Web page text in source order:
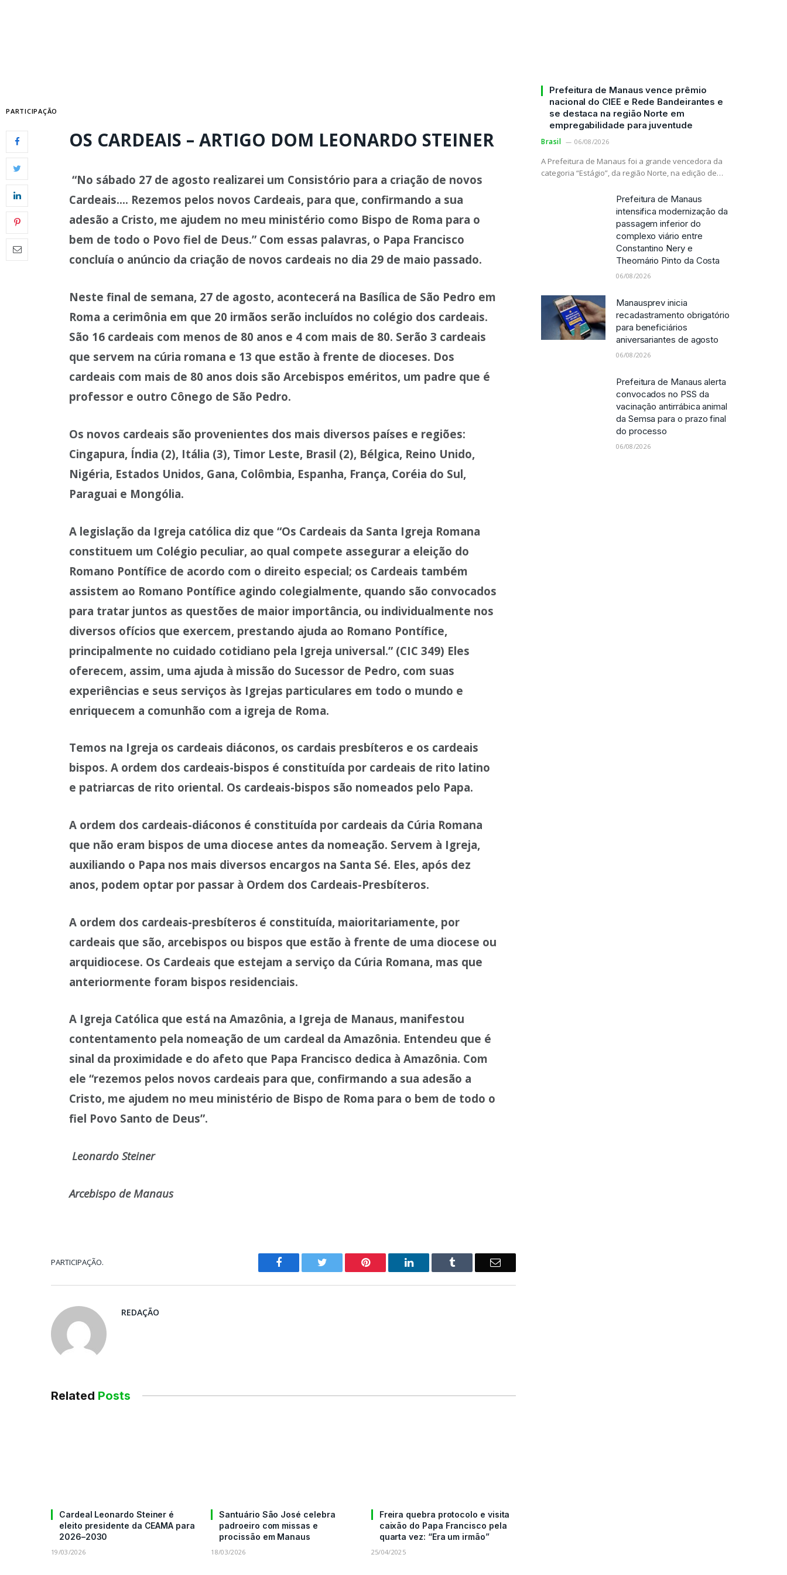
PARTICIPAÇÃO
OS CARDEAIS – ARTIGO DOM LEONARDO STEINER
“No sábado 27 de agosto realizarei um Consistório para a criação de novos
Cardeais…. Rezemos pelos novos Cardeais, para que, confirmando a sua
adesão a Cristo, me ajudem no meu ministério como Bispo de Roma para o
bem de todo o Povo fiel de Deus.” Com essas palavras, o Papa Francisco
concluía o anúncio da criação de novos cardeais no dia 29 de maio passado.
Neste final de semana, 27 de agosto, acontecerá na Basílica de São Pedro em
Roma a cerimônia em que 20 irmãos serão incluídos no colégio dos cardeais.
São 16 cardeais com menos de 80 anos e 4 com mais de 80. Serão 3 cardeais
que servem na cúria romana e 13 que estão à frente de dioceses. Dos
cardeais com mais de 80 anos dois são Arcebispos eméritos, um padre que é
professor e outro Cônego de São Pedro.
Os novos cardeais são provenientes dos mais diversos países e regiões:
Cingapura, Índia (2), Itália (3), Timor Leste, Brasil (2), Bélgica, Reino Unido,
Nigéria, Estados Unidos, Gana, Colômbia, Espanha, França, Coréia do Sul,
Paraguai e Mongólia.
A legislação da Igreja católica diz que “Os Cardeais da Santa Igreja Romana
constituem um Colégio peculiar, ao qual compete assegurar a eleição do
Romano Pontífice de acordo com o direito especial; os Cardeais também
assistem ao Romano Pontífice agindo colegialmente, quando são convocados
para tratar juntos as questões de maior importância, ou individualmente nos
diversos ofícios que exercem, prestando ajuda ao Romano Pontífice,
principalmente no cuidado cotidiano pela Igreja universal.” (CIC 349) Eles
oferecem, assim, uma ajuda à missão do Sucessor de Pedro, com suas
experiências e seus serviços às Igrejas particulares em todo o mundo e
enriquecem a comunhão com a igreja de Roma.
Temos na Igreja os cardeais diáconos, os cardais presbíteros e os cardeais
bispos. A ordem dos cardeais-bispos é constituída por cardeais de rito latino
e patriarcas de rito oriental. Os cardeais-bispos são nomeados pelo Papa.
A ordem dos cardeais-diáconos é constituída por cardeais da Cúria Romana
que não eram bispos de uma diocese antes da nomeação. Servem à Igreja,
auxiliando o Papa nos mais diversos encargos na Santa Sé. Eles, após dez
anos, podem optar por passar à Ordem dos Cardeais-Presbíteros.
A ordem dos cardeais-presbíteros é constituída, maioritariamente, por
cardeais que são, arcebispos ou bispos que estão à frente de uma diocese ou
arquidiocese. Os Cardeais que estejam a serviço da Cúria Romana, mas que
anteriormente foram bispos residenciais.
A Igreja Católica que está na Amazônia, a Igreja de Manaus, manifestou
contentamento pela nomeação de um cardeal da Amazônia. Entendeu que é
sinal da proximidade e do afeto que Papa Francisco dedica à Amazônia. Com
ele “rezemos pelos novos cardeais para que, confirmando a sua adesão a
Cristo, me ajudem no meu ministério de Bispo de Roma para o bem de todo o
fiel Povo Santo de Deus”.
Leonardo Steiner
Arcebispo de Manaus
PARTICIPAÇÃO.
o
Twitter Pinterest LinkedIn Tumblr
E-
REDAÇÃO
Related Posts
Cardeal Leonardo Steiner é
eleito presidente da CEAMA para
2026–2030
19/03/2026
Santuário São José celebra
padroeiro com missas e
procissão em Manaus
18/03/2026
Freira quebra protocolo e visita
caixão do Papa Francisco pela
quarta vez: “Era um irmão”
25/04/2025
Prefeitura de Manaus vence prêmio
nacional do CIEE e Rede Bandeirantes e
se destaca na região Norte em
empregabilidade para juventude
Brasil 06/08/2026
A Prefeitura de Manaus foi a grande vencedora da
categoria “Estágio”, da região Norte, na edição de…
Prefeitura de Manaus
intensifica modernização da
passagem inferior do
complexo viário entre
Constantino Nery e
Theomário Pinto da Costa
06/08/2026
Manausprev inicia
recadastramento obrigatório
para beneficiários
aniversariantes de agosto
06/08/2026
Prefeitura de Manaus alerta
convocados no PSS da
vacinação antirrábica animal
da Semsa para o prazo final
do processo
06/08/2026